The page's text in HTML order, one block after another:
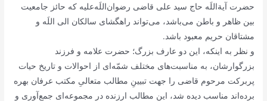
حضرت آیة‌اللَه حاج سید علی قاضی رضوان‌اللَه‌علیه که حائز جامعیت
بین ظاهر و باطن می‌باشد، می‌تواند راهگشای سالکان الی اللَه و
مشتاقان حریم معبود باشد.
و نظر به اینکه، این دو عارف بزرگ؛ حضرت علامه و فرزند
بزرگوارشان، به مناسبت‌های مختلف شمّه‌ای از احوالات و تاریخ حیات
پربرکت مرحوم قاضی را جهت تبیینِ مطالب متعالیِ مکتب عرفان بهره‌
برده‌اند مناسب دیده شد، این مطالب ارزنده در مجموعه‌ای جمع‌آوری و